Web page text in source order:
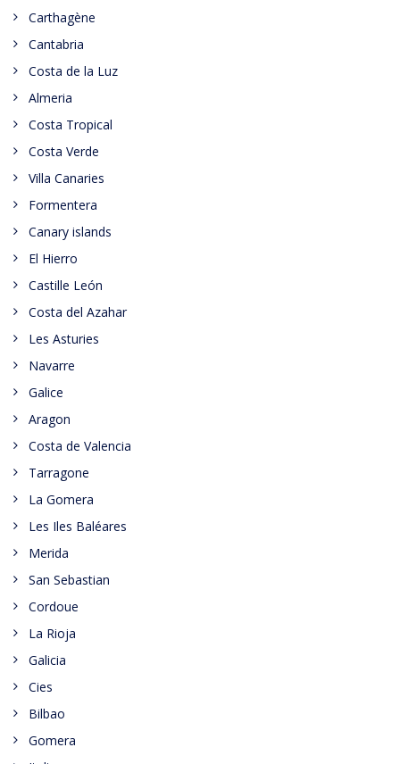
Carthagène
Cantabria
Costa de la Luz
Almeria
Costa Tropical
Costa Verde
Villa Canaries
Formentera
Canary islands
El Hierro
Castille León
Costa del Azahar
Les Asturies
Navarre
Galice
Aragon
Costa de Valencia
Tarragone
La Gomera
Les Iles Baléares
Merida
San Sebastian
Cordoue
La Rioja
Galicia
Cies
Bilbao
Gomera